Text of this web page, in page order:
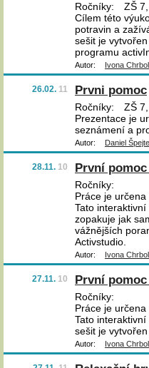
Ročníky:
ZŠ
Cílem této
potravin a
sešit je
programu
Autor: Ivona
26.02. 11 Prvni pomoc
Ročníky:
ZŠ 7,
Prezentace je
seznámení a
Autor: Daniel
28.11. 10 První
Ročníky:
Práce je
Tato
zopakuje jak
vážnějších
Activstudio.
Autor: Ivona
27.11. 10 První
Ročníky:
Práce je
Tato
sešit je
Autor: Ivona